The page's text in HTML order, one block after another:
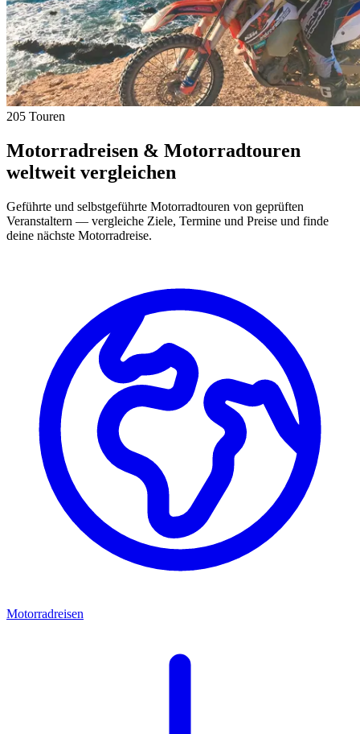
205 Touren
Motorradreisen & Motorradtouren
weltweit vergleichen
Geführte und selbstgeführte Motorradtouren von geprüften
Veranstaltern — vergleiche Ziele, Termine und Preise und finde
deine nächste Motorradreise.
Motorradreisen